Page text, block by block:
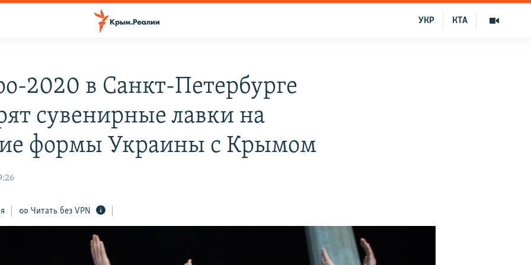
КТА
УКР
2020 в Санкт-Петербурге
сувенирные лавки на
формы Украины с Крымом
Читать без VPN